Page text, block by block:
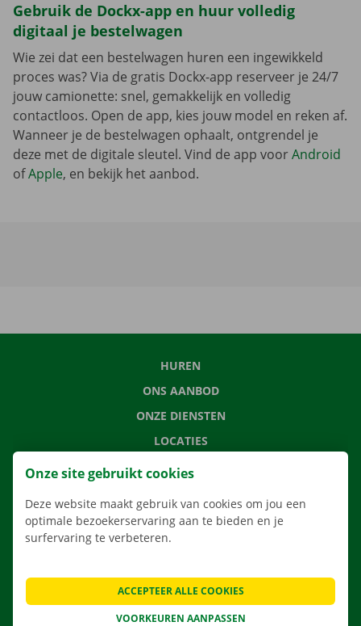
Gebruik de Dockx-app en huur volledig
digitaal je bestelwagen
Wie zei dat een bestelwagen huren een ingewikkeld
proces was? Via de gratis Dockx-app reserveer je 24/7
jouw camionette: snel, gemakkelijk en volledig
contactloos. Open de app, kies jouw model en reken af.
Wanneer je de bestelwagen ophaalt, ontgrendel je
deze met de digitale sleutel. Vind de app voorAndroid
ofApple, en bekijk het aanbod.
HUREN
ONS AANBOD
ONZE DIENSTEN
LOCATIES
APP
VEELGESTELDE VRAGEN
NIEUWS
Onze site gebruikt cookies
Deze website maakt gebruik van cookies om jou een
optimale bezoekerservaring aan te bieden en je
surfervaring te verbeteren.
VOORKEUREN AANPASSEN
ACCEPTEER ALLE COOKIES